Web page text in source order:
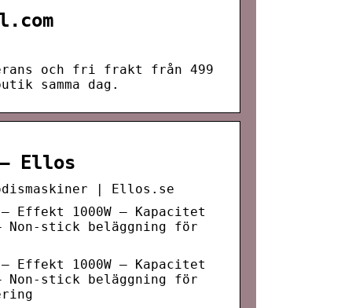
och fri frakt från 499
samma dag.
– Ellos
| Ellos.se
Effekt 1000W – Kapacitet
Non-stick beläggning för
Effekt 1000W – Kapacitet
Non-stick beläggning för